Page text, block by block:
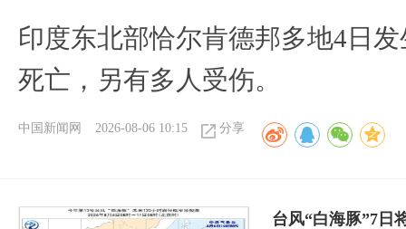
印度东北部恰尔肯德邦多地4日
死亡，另有多人受伤。
中国新闻网 2026-08-06 10:15 分享
台风“白海豚”7日